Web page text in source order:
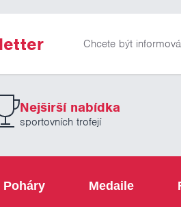
Chcete být
Nejširší nabídka
sportovních trofejí
Poháry Medaile